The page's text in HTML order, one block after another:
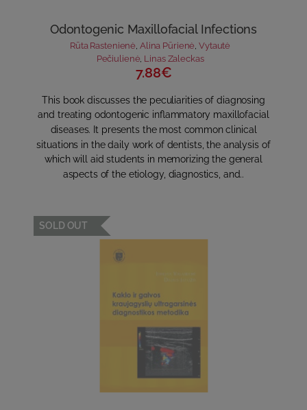
Odontogenic Maxillofacial Infections
Rūta Rastenienė Alina Pūrienė ,Vytautė
Pečiulienė, Linas Zaleckas
7.88€
This book discusses the peculiarities of diagnosing
and treating odontogenic inflammatory maxillofacial
diseases. It presents the most common clinical
situations in the daily work of dentists, the analysis of
which will aid students in memorizing the general
aspects of the etiology, diagnostics, and..
SOLD OUT